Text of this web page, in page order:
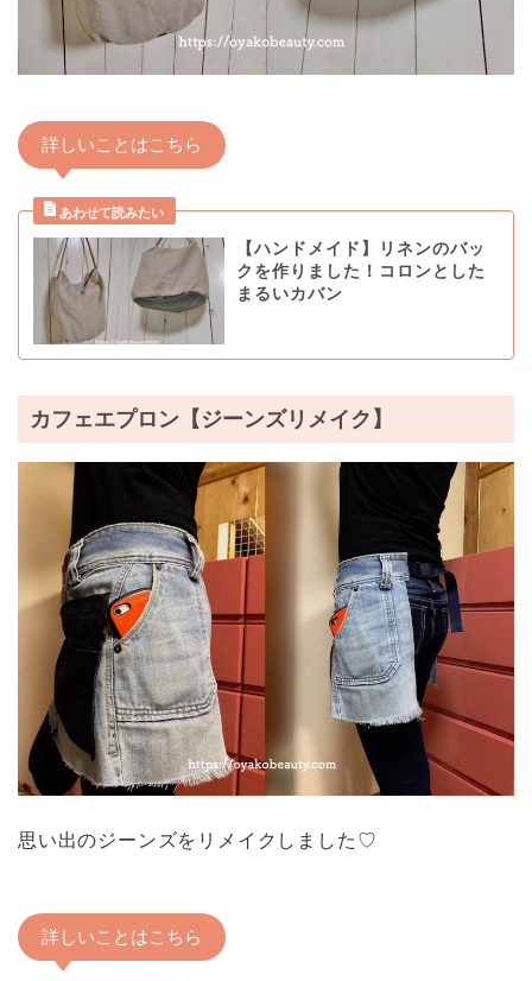
詳しいことはこちら
【ハンドメイド】リネンのバッ
クを作りました！コロンとした
まるいカバン
カフェエプロン【ジーンズリメイク】
思い出のジーンズをリメイクしました♡
詳しいことはこちら